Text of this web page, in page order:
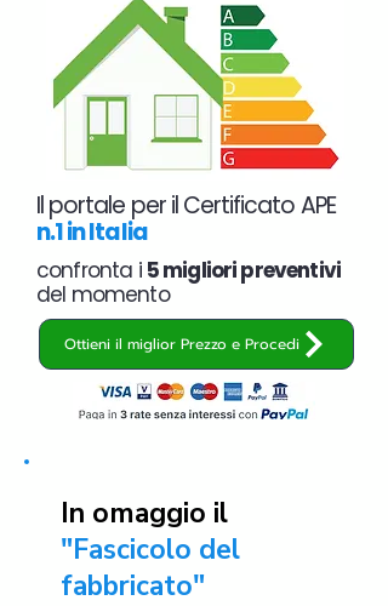
Il portale per il Certificato APE
n.1 in Italia
confronta i 5 migliori preventivi
del momento
Ottieni il miglior Prezzo e Procedi
In omaggio il
"Fascicolo del
fabbricato"